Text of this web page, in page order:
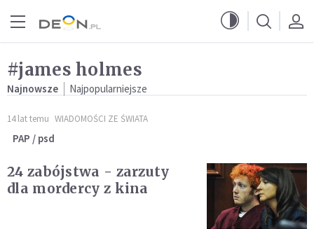
#james holmes
Najnowsze Najpopularniejsze
14 lat temu WIADOMOŚCI ZE ŚWIATA
PAP / psd
24 zabójstwa - zarzuty
dla mordercy z kina